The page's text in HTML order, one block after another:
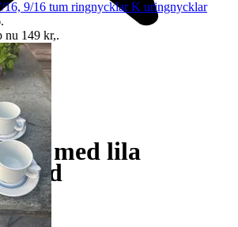
med lila
9/16 tum ringnycklar K uringnycklar
.
nu 149 kr,.